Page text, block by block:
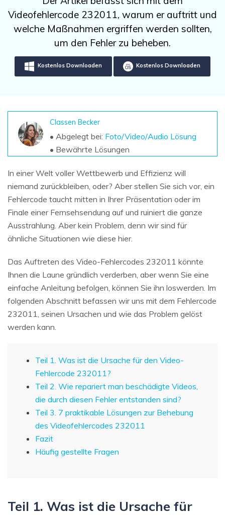
Unbegrenzte Daten vom Mac-System
wiederherstellen
Kostenlos Testen
Weitere Produkte
UBackit - Datensicherung
Datenverlust-Szenarien
ALLE FUNKTIONEN ENTDECKEN
Sign In
search
Videofehlercode 232011, warum er auftritt und
welche Maßnahmen ergriffen werden sollten,
um den Fehler zu beheben.
Kostenlos Downloaden Kostenlos Downloaden
Classen Becker
• Abgelegt bei: Foto/Video/Audio Lösung
• Bewährte Lösungen
In einer Welt voller Wettbewerb und Effizienz will
niemand zurückbleiben, oder? Aber stellen Sie sich vor, ein
Fehlercode taucht mitten in Ihrer Präsentation oder im
Finale einer Fernsehsendung auf und ruiniert die ganze
Ausstrahlung. Aber kein Problem, denn wir sind für
ähnliche Situationen wie diese hier.
Das Auftreten des Video-Fehlercodes 232011 könnte
Ihnen die Laune gründlich verderben, aber wenn Sie eine
einfache Anleitung befolgen, können Sie ihn loswerden. Im
folgenden Abschnitt befassen wir uns mit dem Fehlercode
232011, seinen Ursachen und wie das Problem gelöst
werden kann.
Teil 1. Was ist die Ursache für den Video-
Fehlercode 232011?
Teil 2. Wie repariert man beschädigte Videos,
die durch diesen Fehler entstanden sind?
Teil 3. 7 praktikable Lösungen zur Behebung
des Videofehlercodes 232011
Fazit
Häufig gestellte Fragen
Teil 1. Was ist die Ursache für